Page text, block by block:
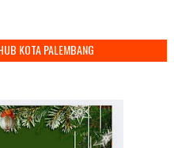
KOTA PALEMBANG